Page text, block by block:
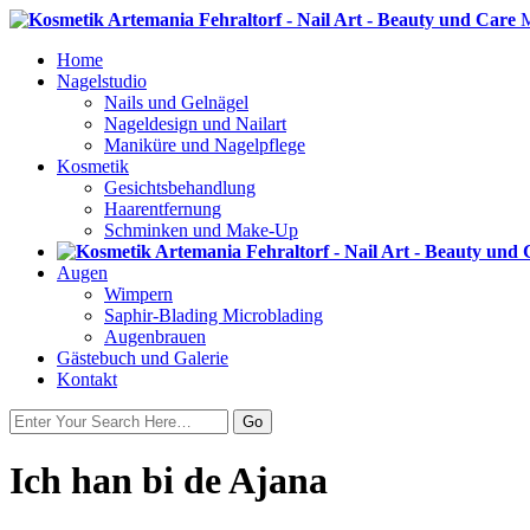
Home
Nagelstudio
Nails und Gelnägel
Nageldesign und Nailart
Maniküre und Nagelpflege
Kosmetik
Gesichtsbehandlung
Haarentfernung
Schminken und Make-Up
Augen
Wimpern
Saphir-Blading Microblading
Augenbrauen
Gästebuch und Galerie
Kontakt
Ich han bi de Ajana